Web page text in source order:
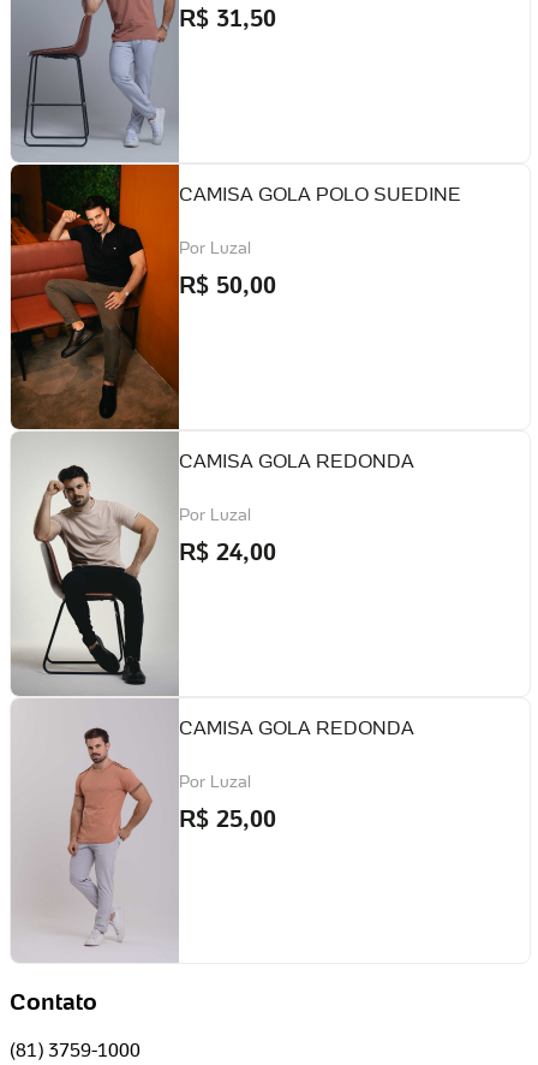
R$ 31,50
CAMISA GOLA POLO SUEDINE
Por Luzal
R$ 50,00
CAMISA GOLA REDONDA
Por Luzal
R$ 24,00
CAMISA GOLA REDONDA
Por Luzal
R$ 25,00
Contato
(81) 3759-1000